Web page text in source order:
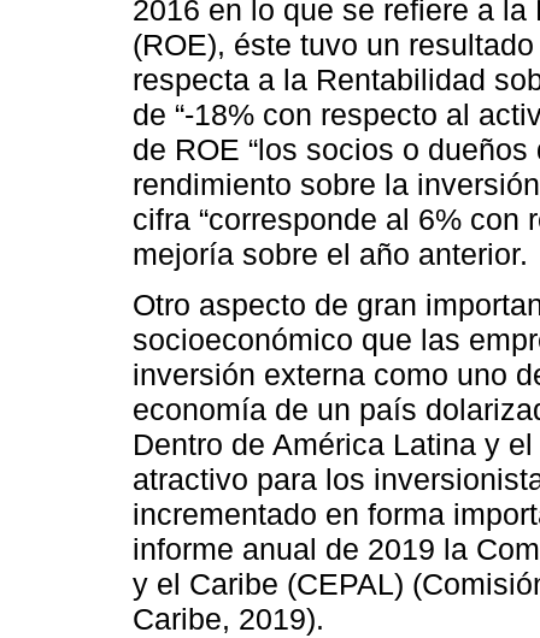
2016 en lo que se refiere a
(ROE), éste tuvo un
respecta a la Rentabilidad
de “-18% con respecto al
de ROE “los socios o
rendimiento sobre la
cifra “corresponde al 6% con
mejoría sobre el año anterior.
Otro aspecto de gran
socioeconómico que las
inversión externa como uno
economía de un país
Dentro de América Latina y
atractivo para los
incrementado en forma
informe anual de 2019 la
y el Caribe (CEPAL)
Caribe, 2019).